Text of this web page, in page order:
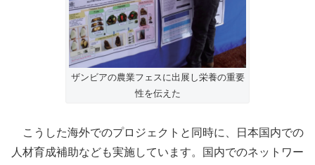
ザンビアの農業フェスに出展し栄養の重要
性を伝えた
こうした海外でのプロジェクトと同時に、日本国内での
人材育成補助なども実施しています。国内でのネットワー